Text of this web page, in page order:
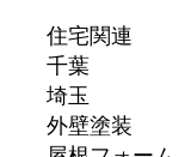
住宅関連
千葉
埼玉
外壁塗装